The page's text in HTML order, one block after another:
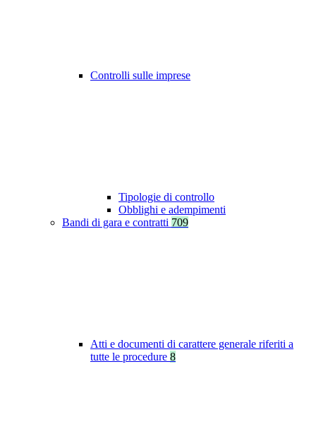
Controlli sulle imprese
Tipologie di controllo
Obblighi e adempimenti
Bandi di gara e contratti 709
Atti e documenti di carattere generale riferiti a
tutte le procedure 8